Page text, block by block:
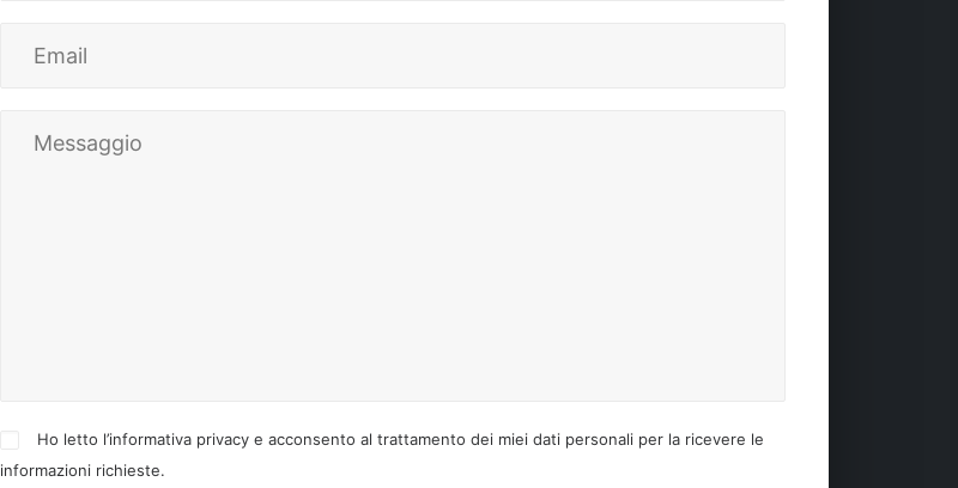
Ho letto l’informativa privacy e acconsento al trattamento dei miei dati personali per la ricevere le
informazioni richieste.